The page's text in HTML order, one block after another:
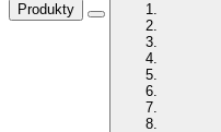
Produkty